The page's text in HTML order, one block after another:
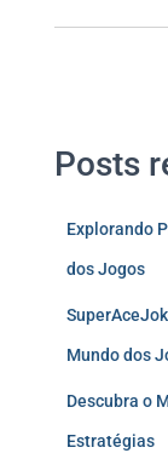
Posts
Explorando
dos Jogos
Mundo dos
Descubra o
Estratégias